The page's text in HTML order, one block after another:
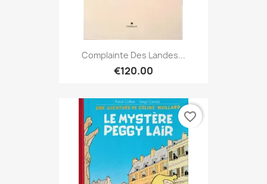
Complainte Des Landes...
€120.00
favorite_border